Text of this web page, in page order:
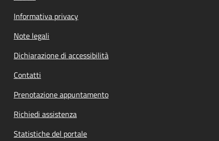
Informativa privacy
Note legali
Dichiarazione di accessibilità
Contatti
Prenotazione appuntamento
Richiedi assistenza
Statistiche del portale